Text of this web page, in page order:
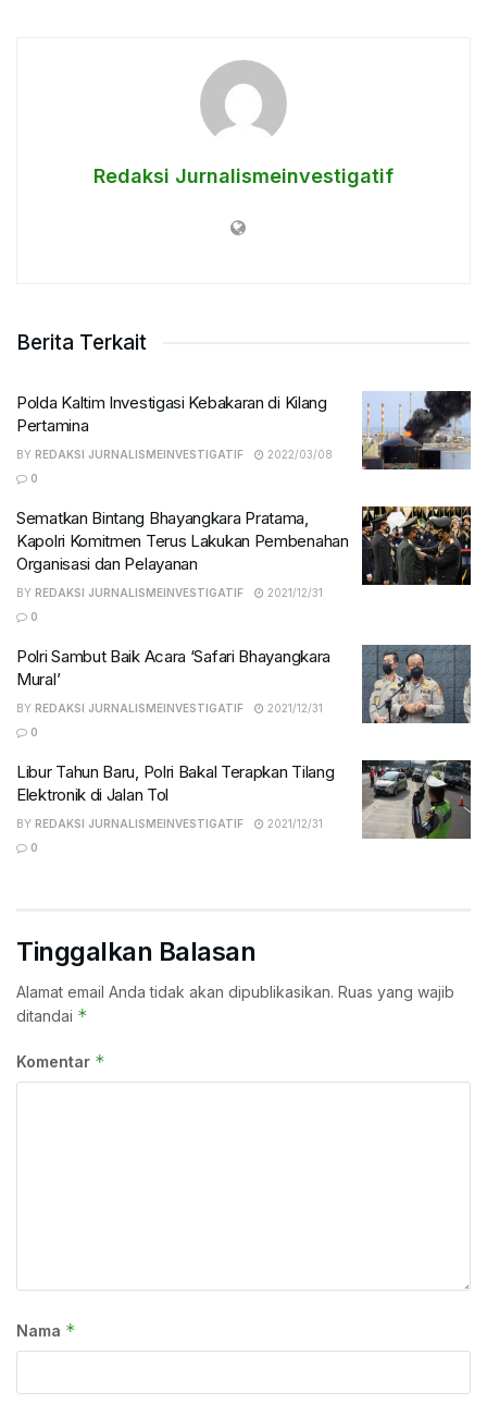
Redaksi Jurnalismeinvestigatif
Berita Terkait
Polda Kaltim Investigasi Kebakaran di Kilang
Pertamina
BY REDAKSI JURNALISMEINVESTIGATIF
2022/03/08
0
Sematkan Bintang Bhayangkara Pratama,
Kapolri Komitmen Terus Lakukan Pembenahan
Organisasi dan Pelayanan
BY REDAKSI JURNALISMEINVESTIGATIF
2021/12/31
0
Polri Sambut Baik Acara ‘Safari Bhayangkara
Mural’
BY REDAKSI JURNALISMEINVESTIGATIF
2021/12/31
0
Libur Tahun Baru, Polri Bakal Terapkan Tilang
Elektronik di Jalan Tol
BY REDAKSI JURNALISMEINVESTIGATIF
2021/12/31
0
Tinggalkan Balasan
Alamat email Anda tidak akan dipublikasikan. Ruas yang wajib
ditandai *
Komentar *
Nama *